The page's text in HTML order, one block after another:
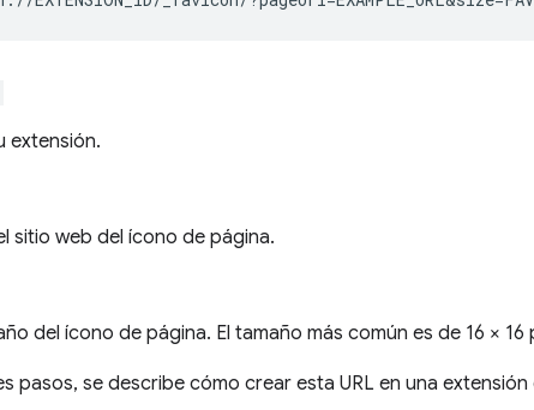
extensión.
sitio web del ícono de página.
del ícono de página. El tamaño más común es de 16 × 16
pasos, se describe cómo crear esta URL en una